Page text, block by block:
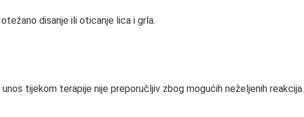
disanje ili oticanje lica i grla.
tijekom terapije nije preporučljiv zbog mogućih neželjenih reakcija.